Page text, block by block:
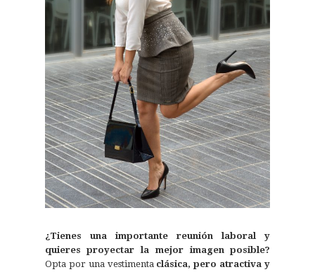
¿Tienes una importante reunión laboral y
quieres proyectar la mejor imagen posible?
Opta por una vestimentaclásica, pero atractiva y